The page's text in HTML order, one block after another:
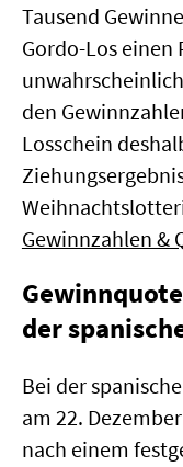
Tausend
Gordo-Los einen
den
Losschein
Gewinnzahlen &
der
Bei der
am 22.
nach einem